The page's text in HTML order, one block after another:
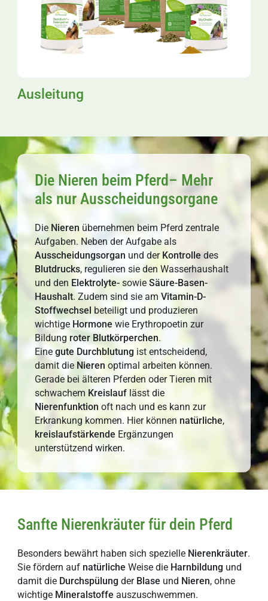
Ausleitung
Die Nieren beim Pferd– Mehr
als nur Ausscheidungsorgane
Die Nieren übernehmen beim Pferd zentrale
Aufgaben. Neben der Aufgabe als
Ausscheidungsorgan und der Kontrolledes
Blutdrucks, regulieren sie den Wasserhaushalt
und den Elektrolyte- sowieSäure-Basen-
Haushalt. Zudem sind sie amVitamin-D-
Stoffwechsel beteiligt und produzieren
wichtige Hormonewie Erythropoetin zur
Bildung roter Blutkörperchen.
Einegute Durchblutung ist entscheidend,
damit die Nierenoptimal arbeiten können.
Gerade bei älteren Pferden oder Tieren mit
schwachem Kreislauf lässt die
Nierenfunktionoft nach und es kann zur
Erkrankung kommen. Hier können natürliche,
kreislaufstärkende Ergänzungen
unterstützend wirken.
Sanfte Nierenkräuter für dein Pferd
Besonders bewährt haben sich spezielle Nierenkräuter.
Sie fördern auf natürlicheWeise die Harnbildung und
damit die Durchspülungder Blase und Nieren, ohne
wichtige Mineralstoffeauszuschwemmen.